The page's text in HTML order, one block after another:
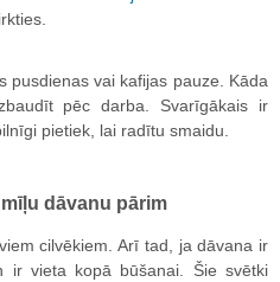
pusdienas vai kafijas pauze. Kāda
pēc darba. Svarīgākais ir
pietiek, lai radītu smaidu.
dāvanu pārim
cilvēkiem. Arī tad, ja dāvana ir
ir vieta kopā būšanai. Šie svētki